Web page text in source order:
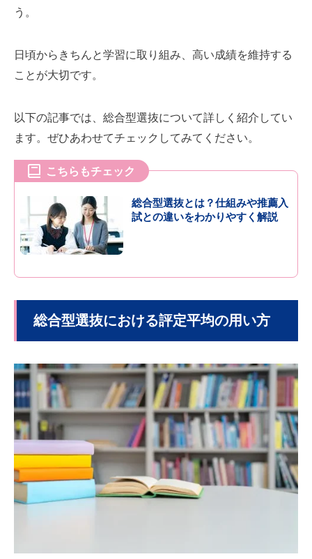
う。
日頃からきちんと学習に取り組み、高い成績を維持する
ことが大切です。
以下の記事では、総合型選抜について詳しく紹介してい
ます。ぜひあわせてチェックしてみてください。
こちらもチェック
総合型選抜とは？仕組みや推薦入
試との違いをわかりやすく解説
総合型選抜における評定平均の用い方